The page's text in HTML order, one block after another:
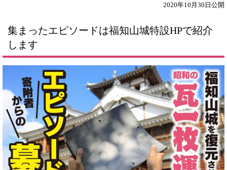
2020年10月30日公開
集まったエピソードは福知山城特設HPで紹介
します